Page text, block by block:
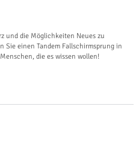
und die Möglichkeiten Neues zu
Sie einen Tandem Fallschirmsprung in
die es wissen wollen!